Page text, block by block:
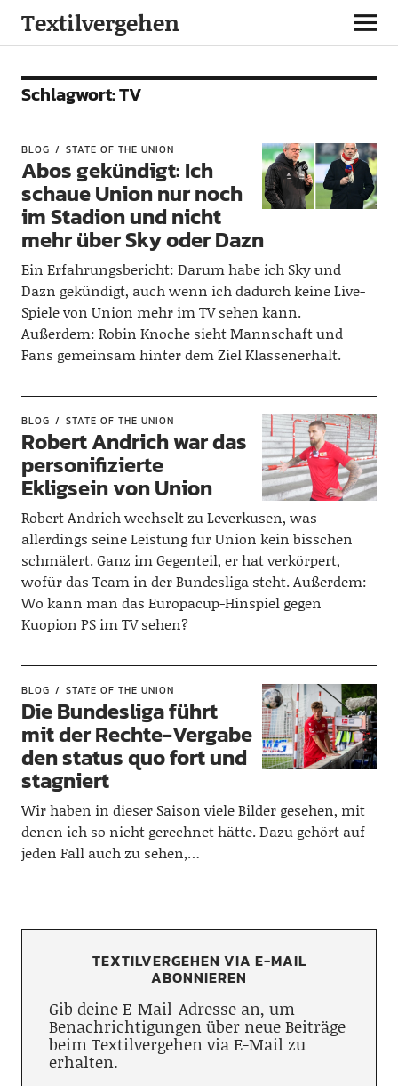
Textilvergehen
Schlagwort:TV
BLOG STATE OF THE UNION
Abos gekündigt: Ich
schaue Union nur noch
im Stadion und nicht
mehr über Sky oder Dazn
Ein Erfahrungsbericht: Darum habe ich Sky und
Dazn gekündigt, auch wenn ich dadurch keine Live-
Spiele von Union mehr im TV sehen kann.
Außerdem: Robin Knoche sieht Mannschaft und
Fans gemeinsam hinter dem Ziel Klassenerhalt.
BLOG STATE OF THE UNION
Robert Andrich war das
personifizierte
Ekligsein von Union
Robert Andrich wechselt zu Leverkusen, was
allerdings seine Leistung für Union kein bisschen
schmälert. Ganz im Gegenteil, er hat verkörpert,
wofür das Team in der Bundesliga steht. Außerdem:
Wo kann man das Europacup-Hinspiel gegen
Kuopion PS im TV sehen?
BLOG STATE OF THE UNION
Die Bundesliga führt
mit der Rechte-Vergabe
den status quo fort und
stagniert
Wir haben in dieser Saison viele Bilder gesehen, mit
denen ich so nicht gerechnet hätte. Dazu gehört auf
jeden Fall auch zu sehen,…
TEXTILVERGEHEN VIA E-MAIL
ABONNIEREN
Gib deine E-Mail-Adresse an, um
Benachrichtigungen über neue Beiträge
beim Textilvergehen via E-Mail zu
erhalten.